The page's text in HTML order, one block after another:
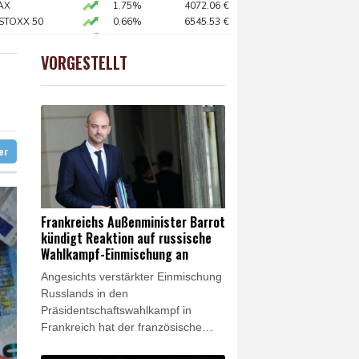
für Lina E.
eingetroffen
bei Exporten
1.75% 4072.06 €
50
0.66% 6545.53 €
1.82%
0.04%
VORGESTELLT
Frankreichs Außenminister Barrot
kündigt Reaktion auf russische
Wahlkampf-Einmischung an
Angesichts verstärkter Einmischung
Russlands in den
Präsidentschaftswahlkampf in
Frankreich hat der französische